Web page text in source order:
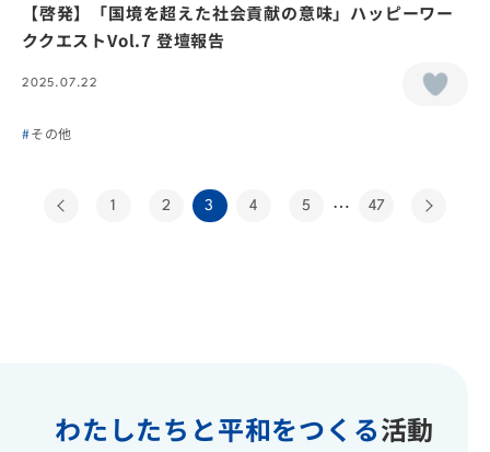
【啓発】「国境を超えた社会貢献の意味」ハッピーワー
ククエストVol.7 登壇報告
2025.07.22
その他
1 2 3 4 5 … 47
わたしたちと平和をつくる活動